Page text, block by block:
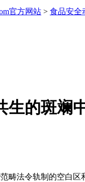
官方网站 > 食品安全
生的斑斓
法令轨制的空白区